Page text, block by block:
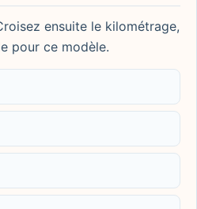
ensuite le kilométrage,
pour ce modèle.